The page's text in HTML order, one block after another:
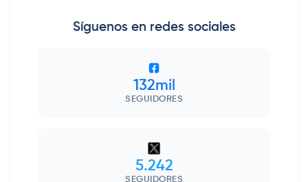
Síguenos en redes sociales
132mil
SEGUIDORES
5.242
SEGUIDORES